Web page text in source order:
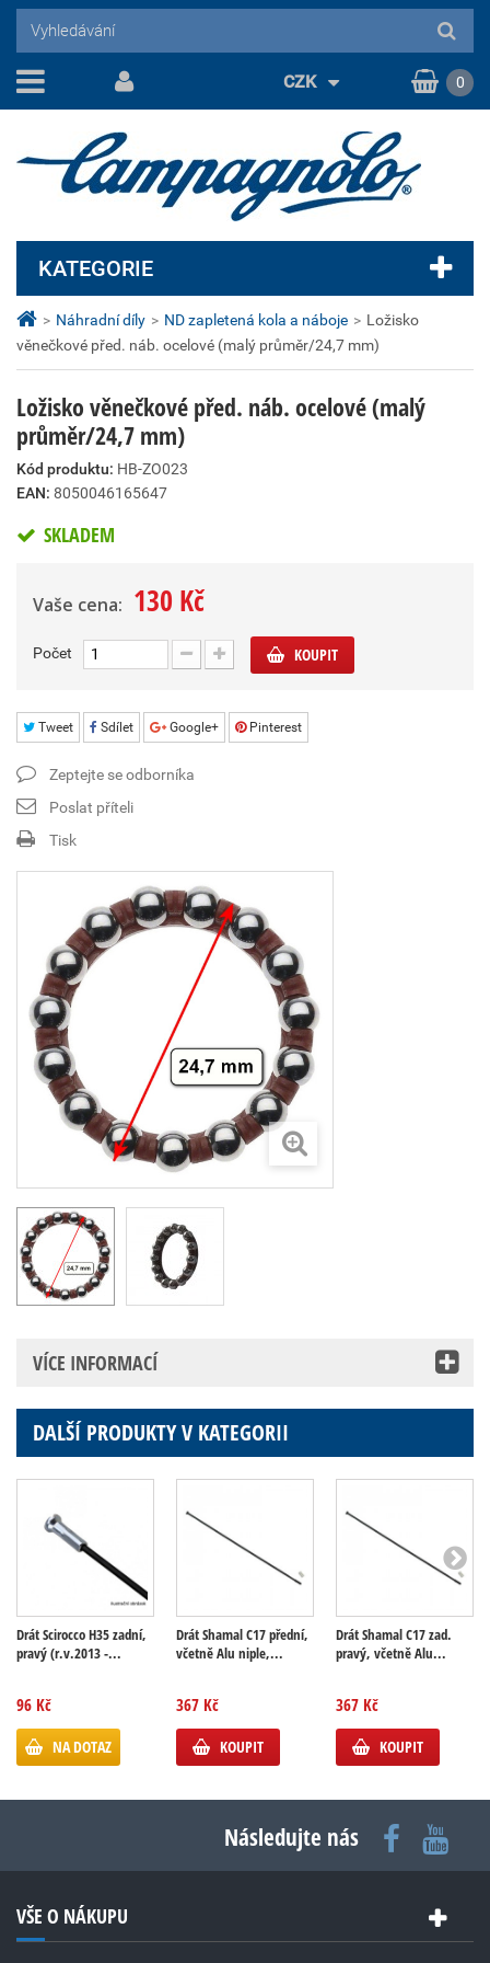
> Náhradní díly > ND zapletená kola a náboje > Ložisko
věnečkové před. náb. ocelové (malý průměr/24,7 mm)
Ložisko věnečkové před. náb. ocelové (malý
průměr/24,7 mm)
Kód produktu: HB-ZO023
EAN: 8050046165647
SKLADEM
Vaše cena: 130 Kč
Počet KOUPIT
Tweet Sdílet Google+ Pinterest
Zeptejte se odborníka
Poslat příteli
Tisk
VÍCE INFORMACÍ
DALŠÍ PRODUKTY V KATEGORII
Drát Scirocco H35 zadní,
pravý (r.v.2013 -...
96 Kč
NA DOTAZ
Drát Shamal C17 přední,
včetně Alu niple,...
367 Kč
KOUPIT
Drát Shamal C17 zad.
pravý, včetně Alu...
367 Kč
KOUPIT
KATEGORIE
CZK 0
Následujte nás
VŠE O NÁKUPU